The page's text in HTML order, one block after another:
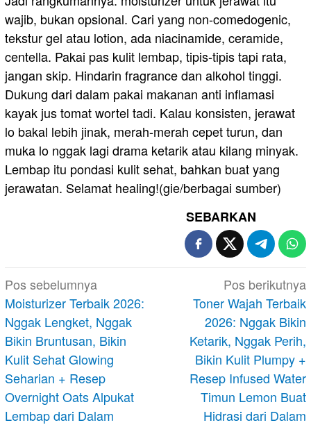
wajib, bukan opsional. Cari yang non-comedogenic,
tekstur gel atau lotion, ada niacinamide, ceramide,
centella. Pakai pas kulit lembap, tipis-tipis tapi rata,
jangan skip. Hindarin fragrance dan alkohol tinggi.
Dukung dari dalam pakai makanan anti inflamasi
kayak jus tomat wortel tadi. Kalau konsisten, jerawat
lo bakal lebih jinak, merah-merah cepet turun, dan
muka lo nggak lagi drama ketarik atau kilang minyak.
Lembap itu pondasi kulit sehat, bahkan buat yang
jerawatan. Selamat healing!(gie/berbagai sumber)
SEBARKAN
Navigasi
pos
Pos sebelumnya
Moisturizer Terbaik 2026:
Nggak Lengket, Nggak
Bikin Bruntusan, Bikin
Kulit Sehat Glowing
Seharian + Resep
Overnight Oats Alpukat
Lembap dari Dalam
Pos berikutnya
Toner Wajah Terbaik
2026: Nggak Bikin
Ketarik, Nggak Perih,
Bikin Kulit Plumpy +
Resep Infused Water
Timun Lemon Buat
Hidrasi dari Dalam